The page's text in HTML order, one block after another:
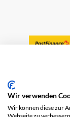
Protection des
Wir verwenden
Wir können diese zur